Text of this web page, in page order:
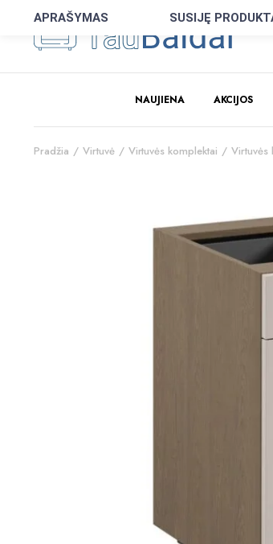
NAUJIENA AKCIJOS
Pradžia Virtuvė Virtuvės komplektai Virtuvės
APRAŠYMAS SUSIJĘ